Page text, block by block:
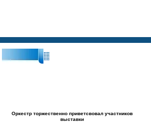
Оркестр торжественно приветсвовал участников
выставки